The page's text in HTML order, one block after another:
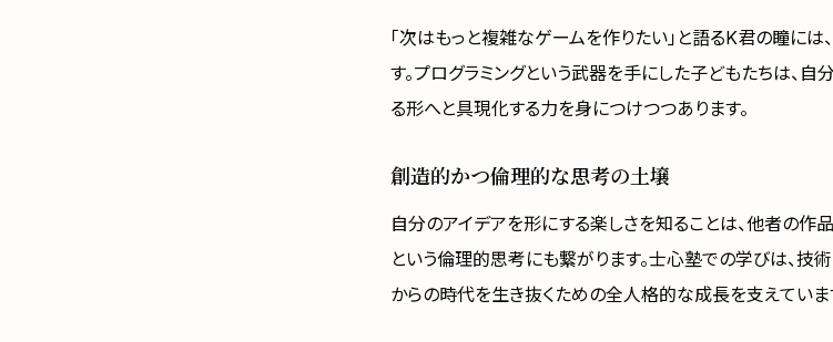
「次はもっと複雑なゲームを作りたい」と語るK君の瞳に
す。プログラミングという武器を手にした子どもたちは、
る形へと具現化する力を身につけつつあります。
創造的かつ倫理的な思考の土壌
自分のアイデアを形にする楽しさを知ることは、他者の作
という倫理的思考にも繋がります。士心塾での学びは、技
からの時代を生き抜くための全人格的な成長を支えていま